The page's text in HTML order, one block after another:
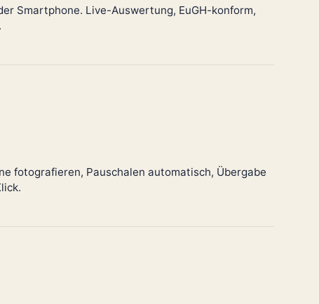
Smartphone. Live-Auswertung, EuGH-konform,
fotografieren, Pauschalen automatisch, Übergabe